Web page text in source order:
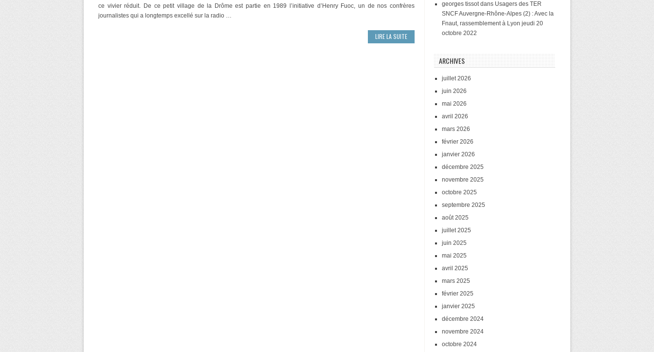
ce vivier réduit. De ce petit village de la Drôme est partie en 1989 l’initiative d’Henry Fuoc, un de nos confrères
journalistes qui a longtemps excellé sur la radio …
LIRE LA SUITE
georges tissotdans Usagers des TER
SNCF Auvergne-Rhône-Alpes (2) : Avec la
Fnaut, rassemblement à Lyon jeudi 20
octobre 2022
ARCHIVES
juillet 2026
juin 2026
mai 2026
avril 2026
mars 2026
février 2026
janvier 2026
décembre 2025
novembre 2025
octobre 2025
septembre 2025
août 2025
juillet 2025
juin 2025
mai 2025
avril 2025
mars 2025
février 2025
janvier 2025
décembre 2024
novembre 2024
octobre 2024